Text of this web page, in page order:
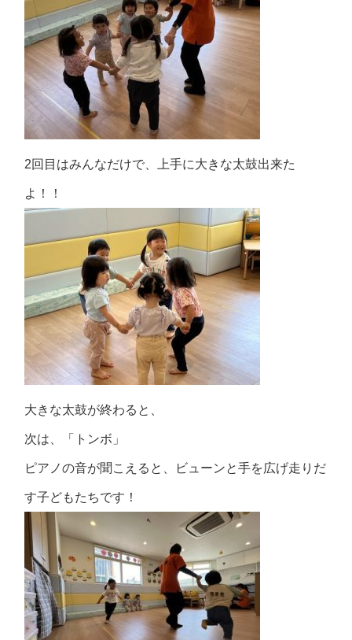
2回目はみんなだけで、上手に大きな太鼓出来た
よ！！
大きな太鼓が終わると、
次は、「トンボ」
ピアノの音が聞こえると、ビューンと手を広げ走りだ
す子どもたちです！